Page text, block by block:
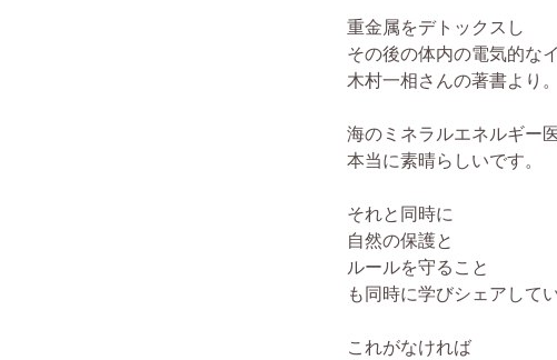
重金属をデトックスし
その後の体内の電気的な
木村一相さんの著書より。
海のミネラルエネルギー
本当に素晴らしいです。
それと同時に
自然の保護と
ルールを守ること
も同時に学びシェアして
これがなければ